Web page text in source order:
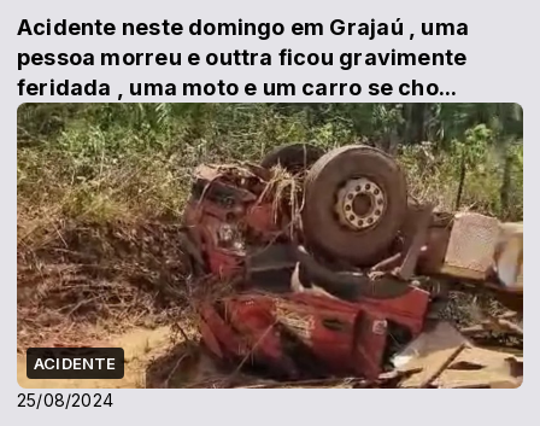
Acidente neste domingo em Grajaú , uma
pessoa morreu e outtra ficou gravimente
feridada , uma moto e um carro se cho...
ACIDENTE
25/08/2024